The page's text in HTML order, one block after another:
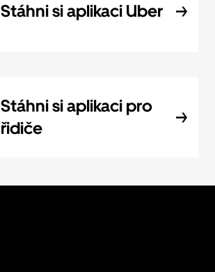
Stáhni si aplikaci Uber
Stáhni si aplikaci pro
řidiče